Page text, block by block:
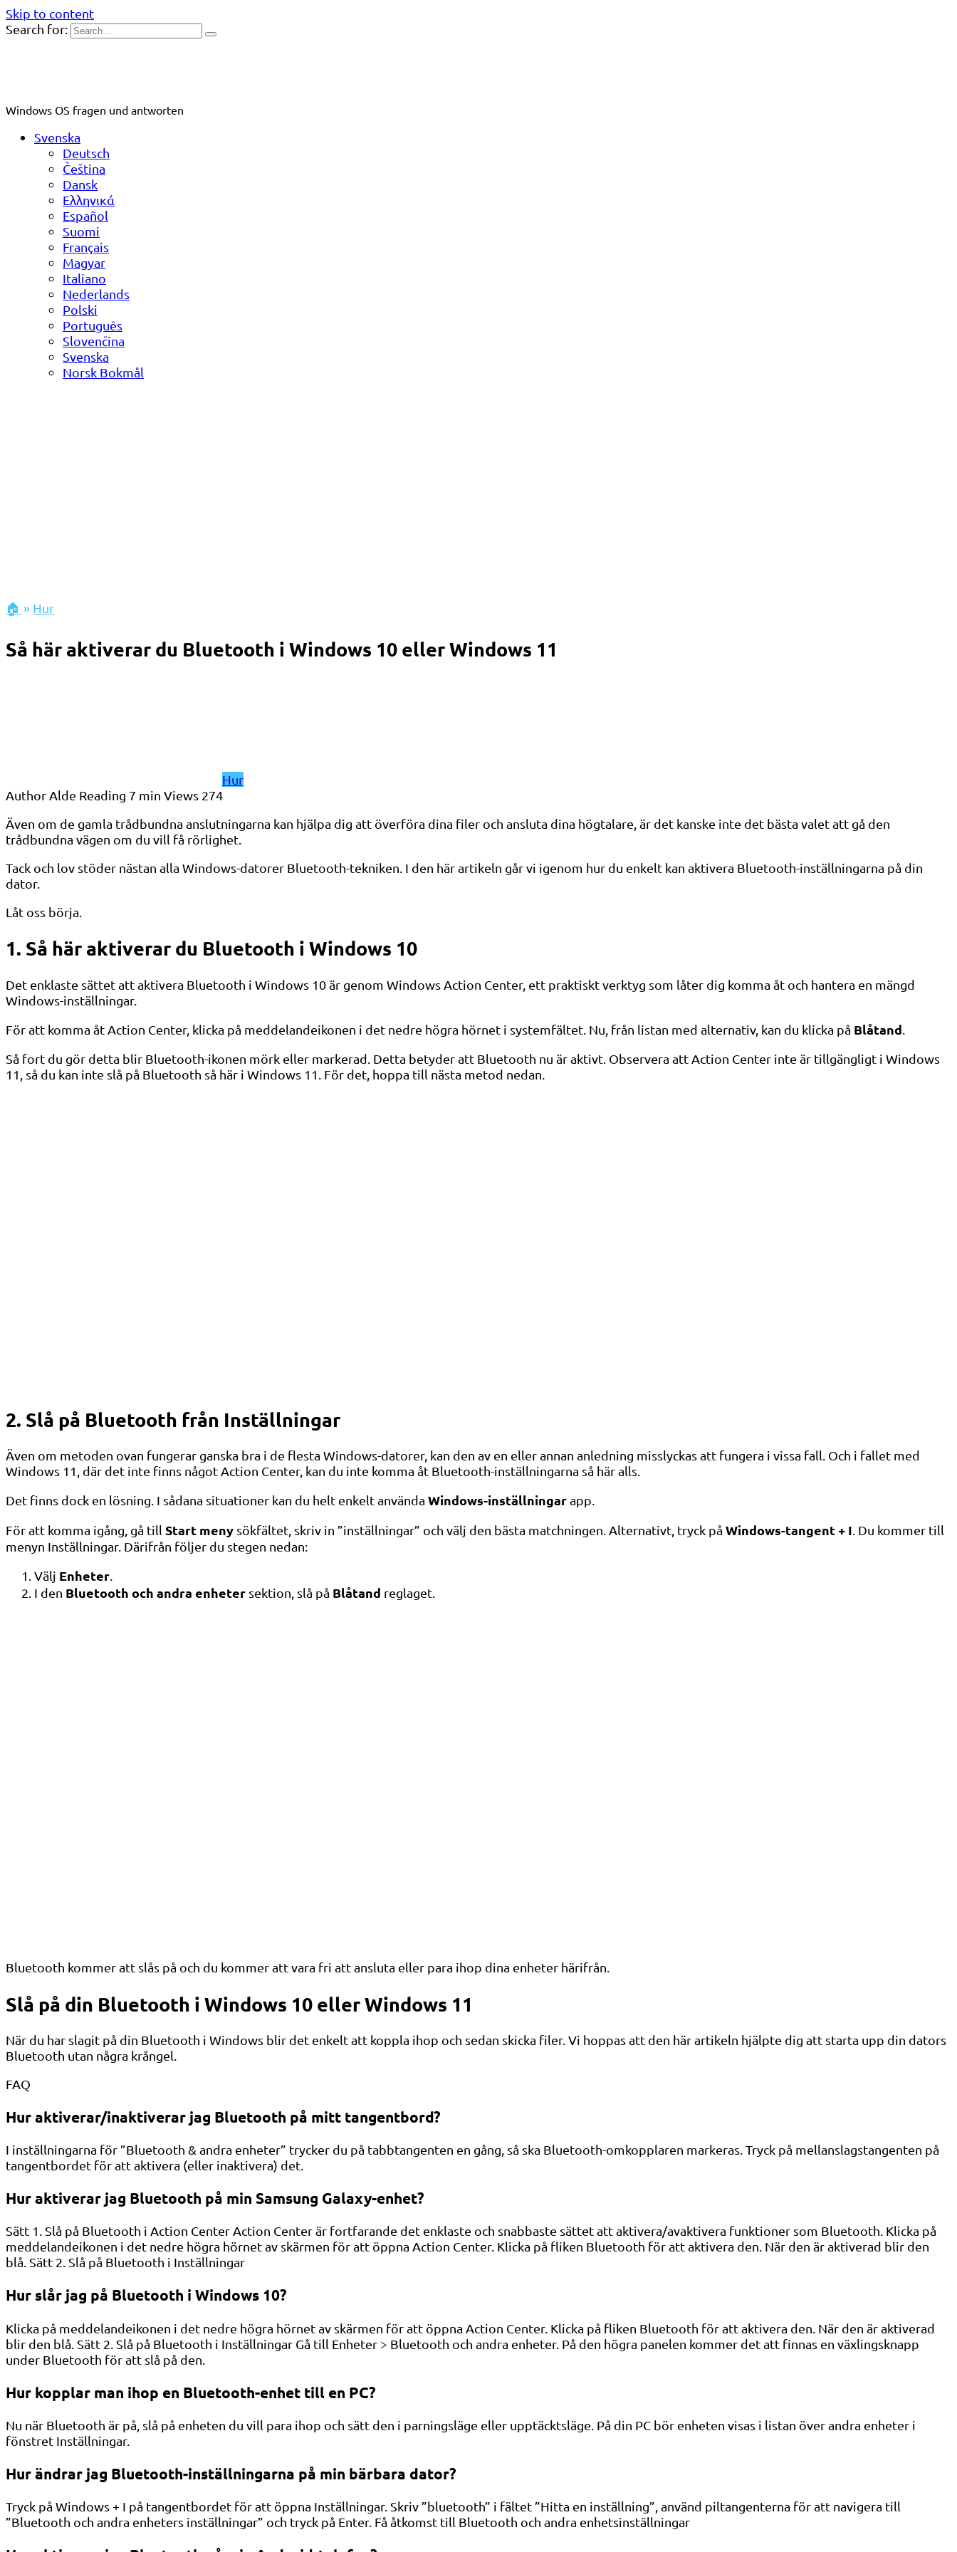
Skip to content
Search for:
Windows OS fragen und antworten
Svenska
Deutsch
Čeština
Dansk
Ελληνικά
Español
Suomi
Français
Magyar
Italiano
Nederlands
Polski
Português
Slovenčina
Svenska
Norsk Bokmål
🏠 » Hur
Så här aktiverar du Bluetooth i Windows 10 eller Windows 11
Hur
Author Alde Reading 7 min Views 274
Även om de gamla trådbundna anslutningarna kan hjälpa dig att överföra dina filer och ansluta dina högtalare, är det kanske inte det bästa valet att gå den
trådbundna vägen om du vill få rörlighet.
Tack och lov stöder nästan alla Windows-datorer Bluetooth-tekniken. I den här artikeln går vi igenom hur du enkelt kan aktivera Bluetooth-inställningarna på din
dator.
Låt oss börja.
1. Så här aktiverar du Bluetooth i Windows 10
Det enklaste sättet att aktivera Bluetooth i Windows 10 är genom Windows Action Center, ett praktiskt verktyg som låter dig komma åt och hantera en mängd
Windows-inställningar.
För att komma åt Action Center, klicka på meddelandeikonen i det nedre högra hörnet i systemfältet. Nu, från listan med alternativ, kan du klicka på Blåtand
Så fort du gör detta blir Bluetooth-ikonen mörk eller markerad. Detta betyder att Bluetooth nu är aktivt. Observera att Action Center inte är tillgängligt i Windows
11, så du kan inte slå på Bluetooth så här i Windows 11. För det, hoppa till nästa metod nedan.
2. Slå på Bluetooth från Inställningar
Även om metoden ovan fungerar ganska bra i de flesta Windows-datorer, kan den av en eller annan anledning misslyckas att fungera i vissa fall. Och i fallet med
Windows 11, där det inte finns något Action Center, kan du inte komma åt Bluetooth-inställningarna så här alls.
Det finns dock en lösning. I sådana situationer kan du helt enkelt använda Windows-inställningarapp.
För att komma igång, gå till Start meny sökfältet, skriv in ”inställningar” och välj den bästa matchningen. Alternativt, tryck på Windows-tangent + I. Du kommer till
menyn Inställningar. Därifrån följer du stegen nedan:
Välj Enheter.
I den Bluetooth och andra enheter sektion, slå på Blåtand reglaget.
Bluetooth kommer att slås på och du kommer att vara fri att ansluta eller para ihop dina enheter härifrån.
Slå på din Bluetooth i Windows 10 eller Windows 11
När du har slagit på din Bluetooth i Windows blir det enkelt att koppla ihop och sedan skicka filer. Vi hoppas att den här artikeln hjälpte dig att starta upp din dators
Bluetooth utan några krångel.
FAQ
Hur aktiverar/inaktiverar jag Bluetooth på mitt tangentbord?
I inställningarna för ”Bluetooth & andra enheter” trycker du på tabbtangenten en gång, så ska Bluetooth-omkopplaren markeras. Tryck på mellanslagstangenten på
tangentbordet för att aktivera (eller inaktivera) det.
Hur aktiverar jag Bluetooth på min Samsung Galaxy-enhet?
Sätt 1. Slå på Bluetooth i Action Center Action Center är fortfarande det enklaste och snabbaste sättet att aktivera/avaktivera funktioner som Bluetooth. Klicka på
meddelandeikonen i det nedre högra hörnet av skärmen för att öppna Action Center. Klicka på fliken Bluetooth för att aktivera den. När den är aktiverad blir den
blå. Sätt 2. Slå på Bluetooth i Inställningar
Hur slår jag på Bluetooth i Windows 10?
Klicka på meddelandeikonen i det nedre högra hörnet av skärmen för att öppna Action Center. Klicka på fliken Bluetooth för att aktivera den. När den är aktiverad
blir den blå. Sätt 2. Slå på Bluetooth i Inställningar Gå till Enheter > Bluetooth och andra enheter. På den högra panelen kommer det att finnas en växlingsknapp
under Bluetooth för att slå på den.
Hur kopplar man ihop en Bluetooth-enhet till en PC?
Nu när Bluetooth är på, slå på enheten du vill para ihop och sätt den i parningsläge eller upptäcktsläge. På din PC bör enheten visas i listan över andra enheter i
fönstret Inställningar.
Hur ändrar jag Bluetooth-inställningarna på min bärbara dator?
Tryck på Windows + I på tangentbordet för att öppna Inställningar. Skriv ”bluetooth” i fältet ”Hitta en inställning”, använd piltangenterna för att navigera till
”Bluetooth och andra enheters inställningar” och tryck på Enter. Få åtkomst till Bluetooth och andra enhetsinställningar